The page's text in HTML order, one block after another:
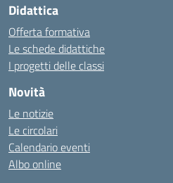
Didattica
Offerta formativa
Le schede didattiche
I progetti delle classi
Novità
Le notizie
Le circolari
Calendario eventi
Albo online